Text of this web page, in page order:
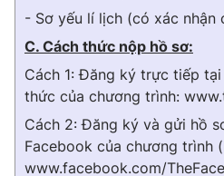
® Cấm sao chép dưới mọi hình
thuận bằng văn bản. Ghi rõ nguồn
thông tin từ website này.
- Sơ yếu lí lịch (có xác nhận
C. Cách thức nộp hồ sơ:
Cách 1: Đăng ký trực tiếp
thức của chương trình:
Cách 2: Đăng ký và gửi hồ
Facebook của chương trình
www.facebook.com/